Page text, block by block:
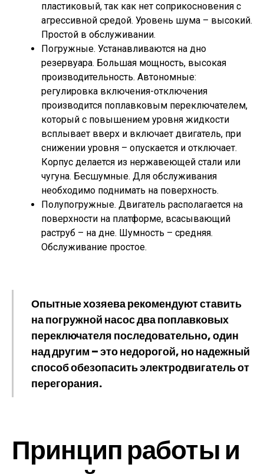
пластиковый, так как нет соприкосновения с
агрессивной средой. Уровень шума – высокий.
Простой в обслуживании.
Погружные. Устанавливаются на дно
резервуара. Большая мощность, высокая
производительность. Автономные:
регулировка включения-отключения
производится поплавковым переключателем,
который с повышением уровня жидкости
всплывает вверх и включает двигатель, при
снижении уровня – опускается и отключает.
Корпус делается из нержавеющей стали или
чугуна. Бесшумные. Для обслуживания
необходимо поднимать на поверхность.
Полупогружные. Двигатель располагается на
поверхности на платформе, всасывающий
раструб – на дне. Шумность – средняя.
Обслуживание простое.
Опытные хозяева рекомендуют ставить
на погружной насос два поплавковых
переключателя последовательно, один
над другим – это недорогой, но надежный
способ обезопасить электродвигатель от
перегорания.
Принцип работы и